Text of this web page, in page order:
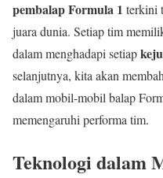
pembalap Formula 1 terkini
juara dunia. Setiap tim
dalam menghadapi setiap
selanjutnya, kita akan
dalam mobil-mobil balap
memengaruhi performa tim.
Teknologi dalam